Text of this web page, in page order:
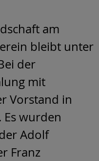
am
bleibt unter
der
mit
Vorstand in
Es wurden
Adolf
Franz